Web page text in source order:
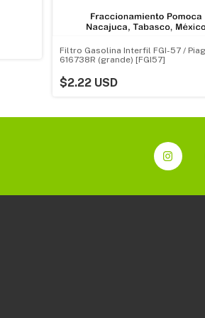
Filtro Gasolina Interfil FGI-57 /
616738R (grande) [FGI57]
$2.22 USD